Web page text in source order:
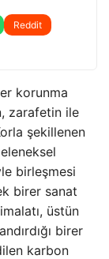
Reddit
korunma
zarafetin ile
şekillenen
birleşmesi
birer sanat
üstün
birer
karbon